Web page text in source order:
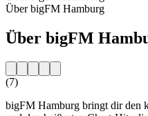
Über bigFM Hamburg
Über bigFM
(7)
bigFM Hamburg bringt dir den